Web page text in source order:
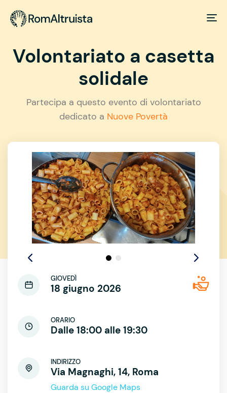
Volontariato a casetta
solidale
Partecipa a questo evento di volontariato
dedicato a Nuove Povertà
GIOVEDÌ
18 giugno 2026
ORARIO
Dalle 18:00 alle 19:30
INDIRIZZO
Via Magnaghi, 14, Roma
Guarda su Google Maps